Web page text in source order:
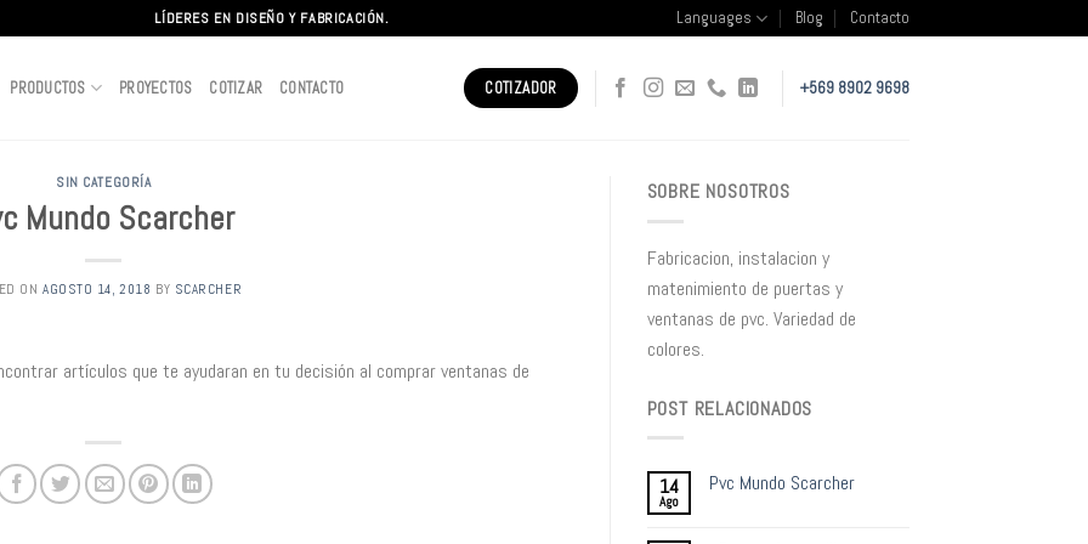
LÍDERES EN DISEÑO Y FABRICACIÓN. Languages Blog Contacto
PRODUCTOS PROYECTOS COTIZAR CONTACTO COTIZADOR +569 8902 9698
SIN CATEGORÍA
Mundo Scarcher
ON AGOSTO 14, 2018 BY SCARCHER
artículos que te ayudaran en tu decisión al comprar ventanas de
SOBRE NOSOTROS
Fabricacion, instalacion y
matenimiento de puertas y
ventanas de pvc. Variedad de
colores.
POST RELACIONADOS
14
Ago
Pvc Mundo Scarcher